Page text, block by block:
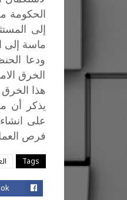
الحكومة
إلى
ماسة إلى
ودعا
الخرق
هذا الخرق
يذكر أن
على
فرص
Tags